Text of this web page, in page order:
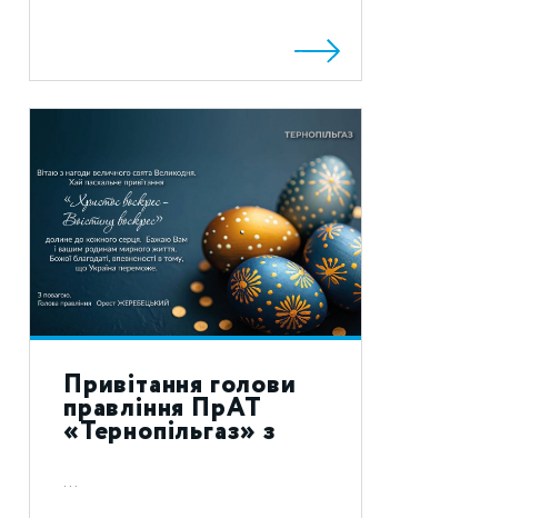
Привітання голови
правління ПрАТ
«Тернопільгаз» з
святом Воскресіння
Христового 2024!
...